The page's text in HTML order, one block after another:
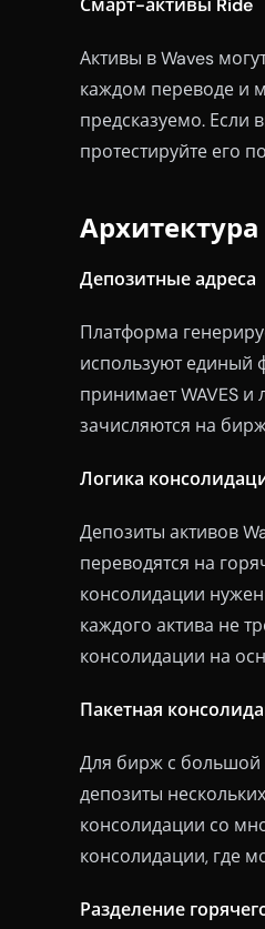
Смарт-активы Ride
Активы в Waves
каждом переводе и
предсказуемо. Если
протестируйте его
Депозитные адреса
Платформа
используют единый
принимает WAVES
зачисляются на
Логика
Депозиты активов
переводятся на
консолидации
каждого актива не
консолидации на
Пакетная
Для бирж с большой
депозиты
консолидации со
консолидации, где
Разделение